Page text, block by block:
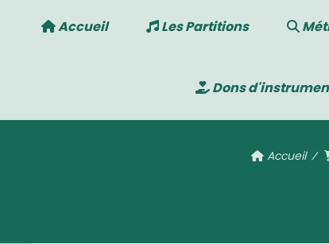
Accueil Les Partitions
Dons
Accueil